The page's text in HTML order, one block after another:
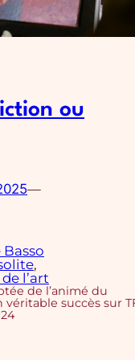
ou
—
l’art
de l’animé du
succès sur